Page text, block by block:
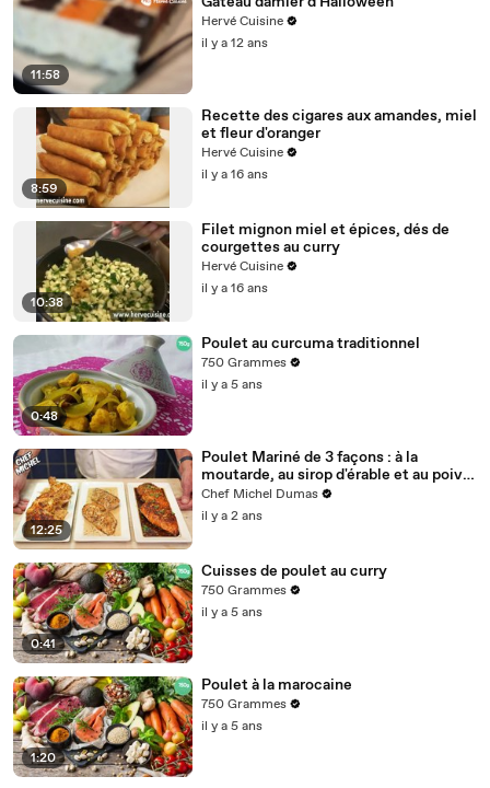
11:58
Hervé Cuisine
il y a 12 ans
8:59
Recette des cigares aux amandes, miel
et fleur d'oranger
Hervé Cuisine
il y a 16 ans
10:38
Filet mignon miel et épices, dés de
courgettes au curry
Hervé Cuisine
il y a 16 ans
0:48
Poulet au curcuma traditionnel
750 Grammes
il y a 5 ans
12:25
Poulet Mariné de 3 façons : à la
moutarde, au sirop d'érable et au poivre
!Chef Michel Dumas
il y a 2 ans
0:41
Cuisses de poulet au curry
750 Grammes
il y a 5 ans
1:20
Poulet à la marocaine
750 Grammes
il y a 5 ans